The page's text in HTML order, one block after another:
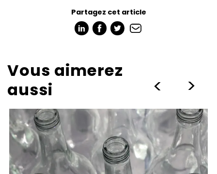
Partagez cet article
Vous aimerez
aussi
> >